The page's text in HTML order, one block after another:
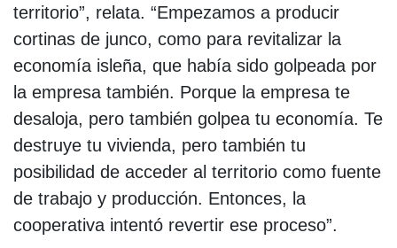
territorio”, relata. “Empezamos a producir
cortinas de junco, como para revitalizar la
economía isleña, que había sido golpeada por
la empresa también. Porque la empresa te
desaloja, pero también golpea tu economía. Te
destruye tu vivienda, pero también tu
posibilidad de acceder al territorio como fuente
de trabajo y producción. Entonces, la
cooperativa intentó revertir ese proceso”.